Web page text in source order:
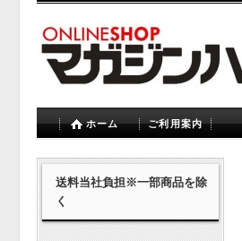
ホーム ご利用案内
送料当社負担※一部商品を除
く